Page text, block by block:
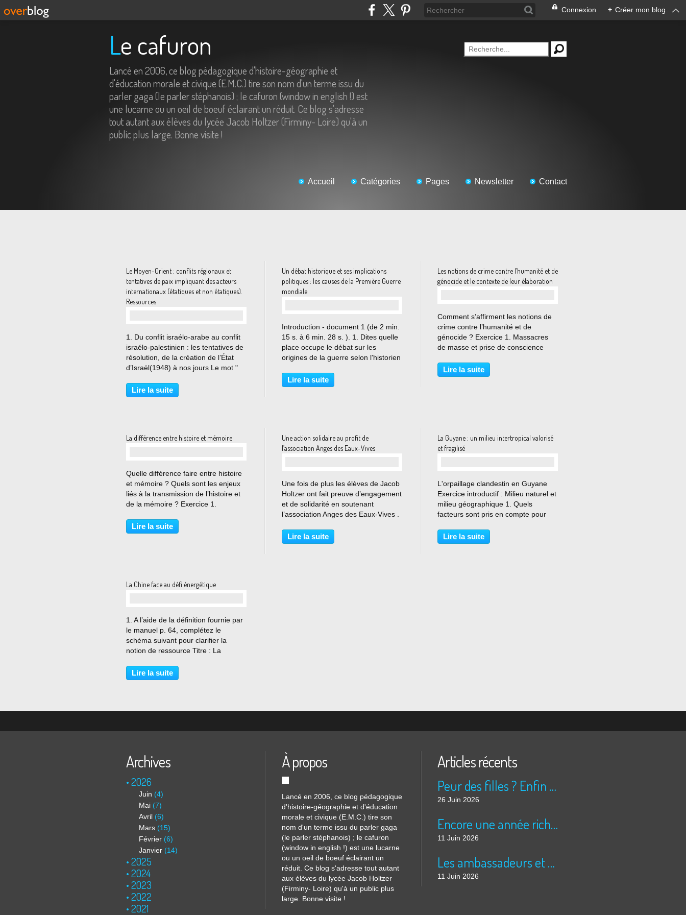
Connexion + Créer mon blog
Le cafuron
Lancé en 2006, ce blog pédagogique d'histoire-géographie et
d'éducation morale et civique (E.M.C.) tire son nom d'un terme issu du
parler gaga (le parler stéphanois) ; le cafuron (window in english !) est
une lucarne ou un oeil de boeuf éclairant un réduit. Ce blog s'adresse
tout autant aux élèves du lycée Jacob Holtzer (Firminy- Loire) qu'à un
public plus large. Bonne visite !
Accueil Catégories Pages Newsletter Contact
Le Moyen-Orient : conflits régionaux et
tentatives de paix impliquant des acteurs
internationaux (étatiques et non étatiques).
Ressources
1. Du conflit israélo-arabe au conflit
israélo-palestinien : les tentatives de
résolution, de la création de l’État
d’Israël(1948) à nos jours Le mot "
première fois sous la plume de Herzl.
Le néologisme " Zionismus ",...
Lire la suite
Un débat historique et ses implications
politiques : les causes de la Première Guerre
mondiale
Introduction - document 1 (de 2 min.
15 s. à 6 min. 28 s. ). 1. Dites quelle
place occupe le débat sur les
origines de la guerre selon l'historien
l'historiographie et précisez quels
enjeux cette question soulève. 2.
Lire la suite
Les notions de crime contre l’humanité et de
génocide et le contexte de leur élaboration
Comment s’affirment les notions de
crime contre l’humanité et de
génocide ? Exercice 1. Massacres
de masse et prise de conscience
de l’introduction p. 194, dites par
quoi est marquée la première moitié
Lire la suite
La différence entre histoire et mémoire
Quelle différence faire entre histoire
et mémoire ? Quels sont les enjeux
liés à la transmission de l’histoire et
de la mémoire ? Exercice 1.
comment l’historien Henri-Irénée
Marrou définit l’histoire et expliquez
Lire la suite
Une action solidaire au profit de
l’association Anges des Eaux-Vives
Une fois de plus les élèves de Jacob
Holtzer ont fait preuve d’engagement
et de solidarité en soutenant
l’association Anges des Eaux-Vives .
lycée Jacob Holtzer est partenaire de
l’association chambonnaire Anges
Lire la suite
La Guyane : un milieu intertropical valorisé
et fragilisé
L'orpaillage clandestin en Guyane
Exercice introductif : Milieu naturel et
milieu géographique 1. Quels
facteurs sont pris en compte pour
schéma illustrant cette définition 2.
Quels facteurs sont pris en compte...
Lire la suite
La Chine face au défi énergétique
1. A l’aide de la définition fournie par
le manuel p. 64, complétez le
schéma suivant pour clarifier la
notion de ressource Titre : La
varie dans le temps et dans l’espace
selon les besoins et les usages d’une
Lire la suite
Archives
2026
Juin (4)
Mai (7)
Avril (6)
Mars (15)
Février (6)
Janvier (14)
2025
2024
2023
2022
2021
À propos
Lancé en 2006, ce blog pédagogique
d'histoire-géographie et d'éducation
morale et civique (E.M.C.) tire son
nom d'un terme issu du parler gaga
(le parler stéphanois) ; le cafuron
(window in english !) est une lucarne
ou un oeil de boeuf éclairant un
réduit. Ce blog s'adresse tout autant
aux élèves du lycée Jacob Holtzer
(Firminy- Loire) qu'à un public plus
large. Bonne visite !
Articles récents
Peur des filles ? Enfin rassuré ?
26 Juin 2026
Encore une année riche en cinéma pour Super 8 !
11 Juin 2026
Les ambassadeurs et SUPER 8 - La solidarité en action
11 Juin 2026